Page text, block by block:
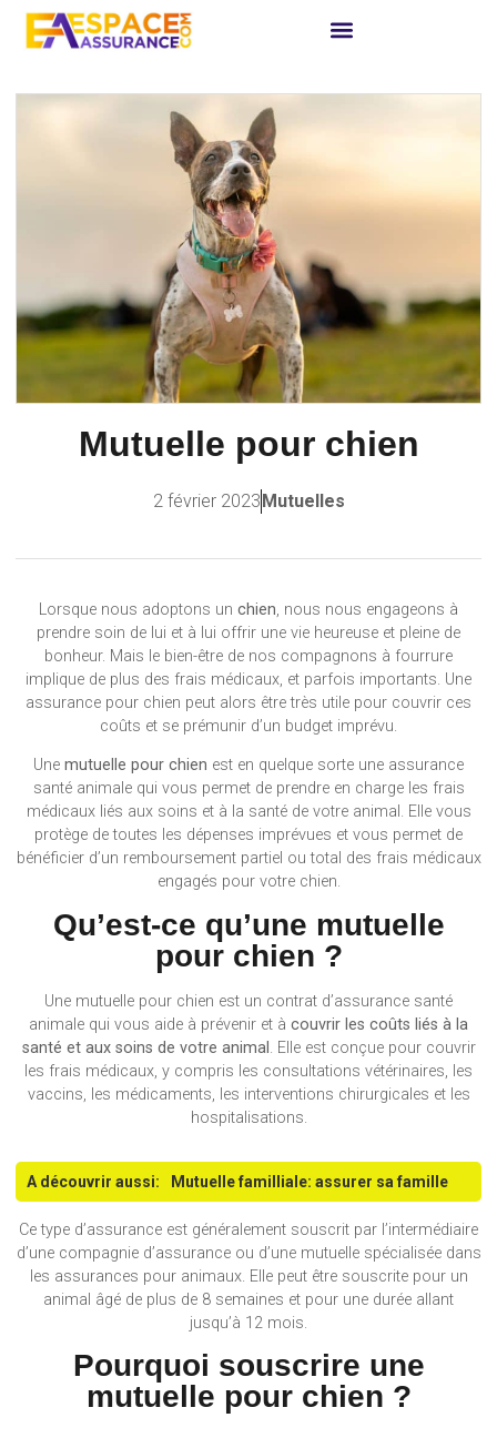
Mutuelle pour chien
2 février 2023Mutuelles
Lorsque nous adoptons un chien, nous nous engageons à
prendre soin de lui et à lui offrir une vie heureuse et pleine de
bonheur. Mais le bien-être de nos compagnons à fourrure
implique de plus des frais médicaux, et parfois importants. Une
assurance pour chien peut alors être très utile pour couvrir ces
coûts et se prémunir d’un budget imprévu.
Une mutuelle pour chien est en quelque sorte une assurance
santé animale qui vous permet de prendre en charge les frais
médicaux liés aux soins et à la santé de votre animal. Elle vous
protège de toutes les dépenses imprévues et vous permet de
bénéficier d’un remboursement partiel ou total des frais médicaux
engagés pour votre chien.
Qu’est-ce qu’une mutuelle
pour chien ?
Une mutuelle pour chien est un contrat d’assurance santé
animale qui vous aide à prévenir et à couvrir les coûts liés à la
santé et aux soins de votre animal . Elle est conçue pour couvrir
les frais médicaux, y compris les consultations vétérinaires, les
vaccins, les médicaments, les interventions chirurgicales et les
hospitalisations.
A découvrir aussi: Mutuelle familliale: assurer sa famille
Ce type d’assurance est généralement souscrit par l’intermédiaire
d’une compagnie d’assurance ou d’une mutuelle spécialisée dans
les assurances pour animaux. Elle peut être souscrite pour un
animal âgé de plus de 8 semaines et pour une durée allant
jusqu’à 12 mois.
Pourquoi souscrire une
mutuelle pour chien ?